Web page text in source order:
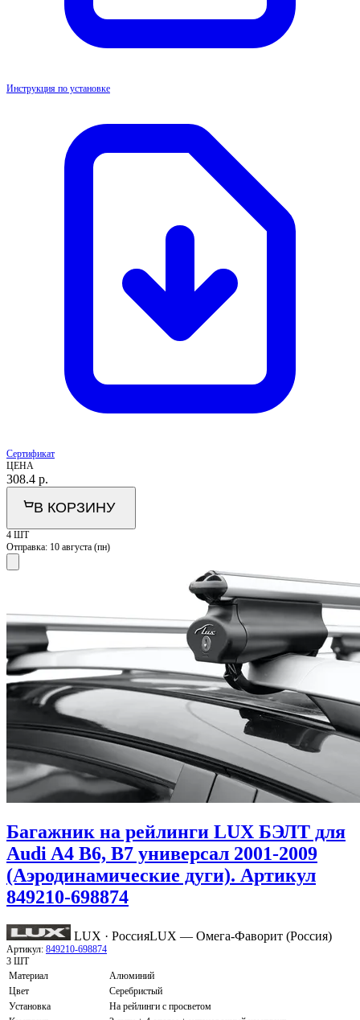
Инструкция по установке
Сертификат
ЦЕНА
308.4 р.
В КОРЗИНУ
4 ШТ
Отправка: 10 августа (пн)
Багажник на рейлинги LUX БЭЛТ для
Audi A4 B6, B7 универсал 2001-2009
(Аэродинамические дуги). Артикул
849210-698874
LUX · РоссияLUX — Омега-Фаворит (Россия)
Артикул: 849210-698874
3 ШТ
Материал
Алюминий
Цвет
Серебристый
Установка
На рейлинги с просветом